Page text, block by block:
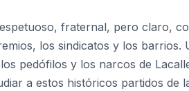
fraternal, pero claro,
los sindicatos y los barrios.
pedófilos y los narcos de
a estos históricos partidos de